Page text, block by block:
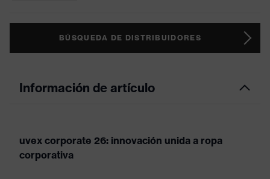
BÚSQUEDA DE DISTRIBUIDORES
Información de artículo
uvex corporate 26: innovación unida a ropa
corporativa